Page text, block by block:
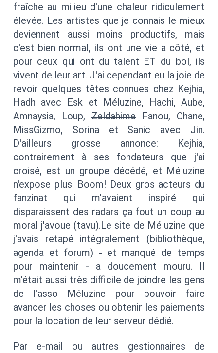
fraîche au milieu d'une chaleur ridiculement
élevée. Les artistes que je connais le mieux
deviennent aussi moins productifs, mais
c'est bien normal, ils ont une vie a côté, et
pour ceux qui ont du talent ET du bol, ils
vivent de leur art. J'ai cependant eu la joie de
revoir quelques têtes connues chez Kejhia,
Hadh avec Esk et Méluzine, Hachi, Aube,
Amnaysia, Loup, Zeldahime Fanou, Chane,
MissGizmo, Sorina et Sanic avec Jin.
D'ailleurs grosse annonce: Kejhia,
contrairement à ses fondateurs que j'ai
croisé, est un groupe décédé, et Méluzine
n'expose plus. Boom! Deux gros acteurs du
fanzinat qui m'avaient inspiré qui
disparaissent des radars ça fout un coup au
moral j'avoue (tavu).Le site de Méluzine que
j'avais retapé intégralement (bibliothèque,
agenda et forum) - et manqué de temps
pour maintenir - a doucement mouru. Il
m'était aussi très difficile de joindre les gens
de l'asso Méluzine pour pouvoir faire
avancer les choses ou obtenir les paiements
pour la location de leur serveur dédié.
Par e-mail ou autres gestionnaires de